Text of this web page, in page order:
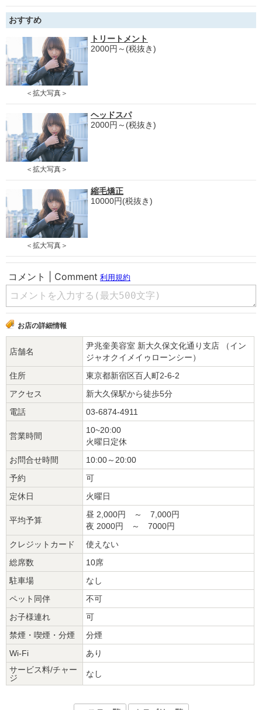
おすすめ
＜拡大写真＞
トリートメント
2000円～(税抜き)
＜拡大写真＞
ヘッドスパ
2000円～(税抜き)
＜拡大写真＞
縮毛矯正
10000円(税抜き)
お店の詳細情報
店舗名
尹兆奎美容室 新大久保文化通り支店 （イン
ジャオクイメイゥローンシー）
住所
東京都新宿区百人町2-6-2
アクセス
新大久保駅から徒歩5分
電話
03-6874-4911
営業時間
10~20:00
火曜日定休
お問合せ時間
10:00～20:00
予約
可
定休日
火曜日
平均予算
昼 2,000円 ～ 7,000円
夜 2000円 ～ 7000円
クレジットカード
使えない
総席数
10席
駐車場
なし
ペット同伴
不可
お子様連れ
可
禁煙・喫煙・分煙
分煙
Wi-Fi
あり
サービス料/チャー
ジ
なし